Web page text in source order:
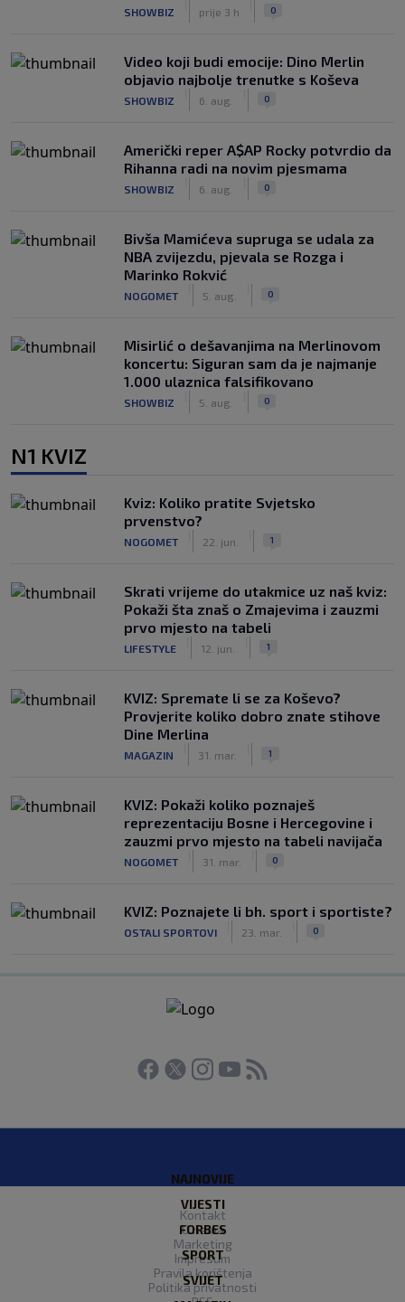
SHOWBIZ prije 3 h 0
Video koji budi emocije: Dino Merlin
objavio najbolje trenutke s Koševa
SHOWBIZ 6. aug. 0
Američki reper A$AP Rocky potvrdio da
Rihanna radi na novim pjesmama
SHOWBIZ 6. aug. 0
Bivša Mamićeva supruga se udala za
NBA zvijezdu, pjevala se Rozga i
Marinko Rokvić
NOGOMET 5. aug. 0
Misirlić o dešavanjima na Merlinovom
koncertu: Siguran sam da je najmanje
1.000 ulaznica falsifikovano
SHOWBIZ 5. aug. 0
N1 KVIZ
Kviz: Koliko pratite Svjetsko
prvenstvo?
NOGOMET 22. jun. 1
Skrati vrijeme do utakmice uz naš kviz:
Pokaži šta znaš o Zmajevima i zauzmi
prvo mjesto na tabeli
LIFESTYLE 12. jun. 1
KVIZ: Spremate li se za Koševo?
Provjerite koliko dobro znate stihove
Dine Merlina
MAGAZIN 31. mar. 1
KVIZ: Pokaži koliko poznaješ
reprezentaciju Bosne i Hercegovine i
zauzmi prvo mjesto na tabeli navijača
NOGOMET 31. mar. 0
KVIZ: Poznajete li bh. sport i sportiste?
OSTALI SPORTOVI 23. mar. 0
NAJNOVIJE
VIJESTI
FORBES
SPORT
SVIJET
Kontakt
O nama
Marketing
Impresum
Pravila korištenja
Politika privatnosti